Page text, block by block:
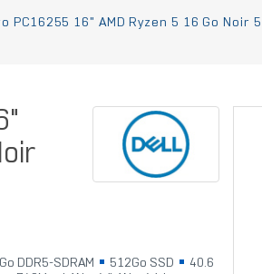
PC16255 16" AMD Ryzen 5 16 Go Noir
DDR5-SDRAM 512Go SSD
40.6